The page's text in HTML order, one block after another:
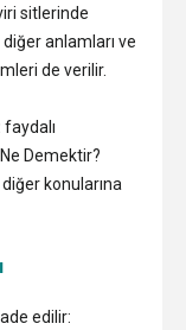
sitlerinde
anlamları ve
de verilir.
Demektir?
konularına
edilir: